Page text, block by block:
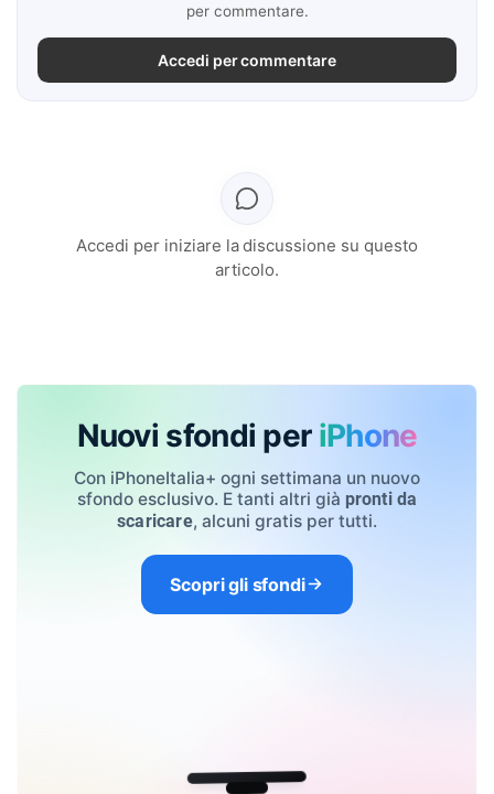
per commentare.
Accedi per commentare
Accedi per iniziare la discussione su questo
articolo.
Nuovi sfondi per iPhone
Con iPhoneItalia+ ogni settimana un nuovo
sfondo esclusivo. E tanti altri già pronti da
scaricare, alcuni gratis per tutti.
Scopri gli sfondi